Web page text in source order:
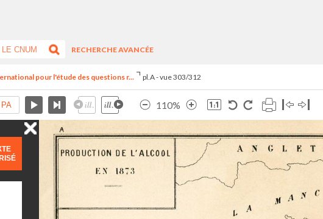
RECHERCHE AVANCÉE
pour l'étude des questions r... pl.A - vue 303/312
110%